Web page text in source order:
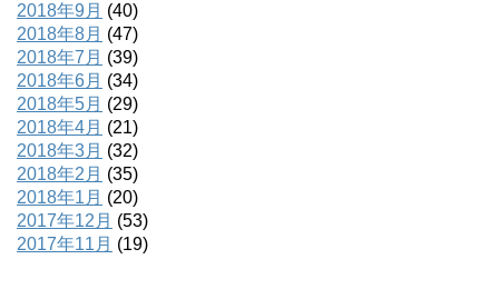
2018年9月 (40)
2018年8月 (47)
2018年7月 (39)
2018年6月 (34)
2018年5月 (29)
2018年4月 (21)
2018年3月 (32)
2018年2月 (35)
2018年1月 (20)
2017年12月 (53)
2017年11月 (19)